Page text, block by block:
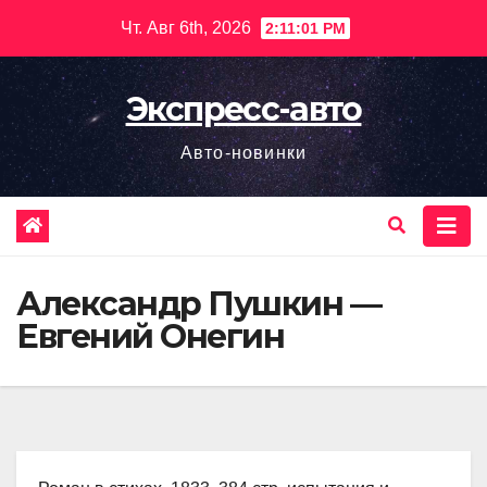
содержимому
Чт. Авг 6th, 2026 2:11:02 PM
Экспресс-авто
Авто-новинки
Александр Пушкин —
Евгений Онегин